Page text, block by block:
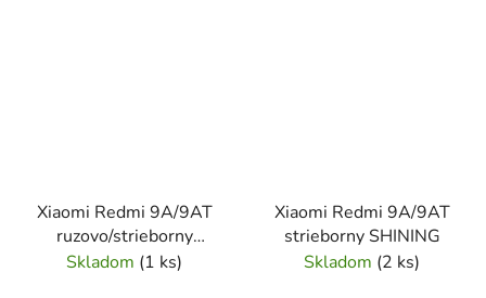
Xiaomi Redmi 9A/9AT
ruzovo/strieborny
SHINING
Skladom (1 ks)
Xiaomi Redmi 9A/9AT
strieborny SHINING
Skladom (2 ks)